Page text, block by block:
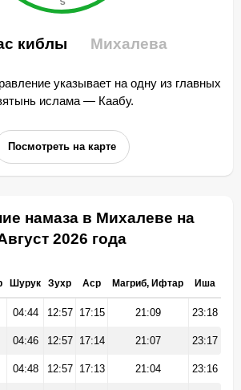
киблы Михалева
указывает на одну из главных
ислама — Каабу.
Посмотреть на карте
намаза в Михалеве на
2026 года
Шурук Зухр Аср Магриб, Ифтар Иша
04:44 12:57 17:15 21:09 23:18
04:46 12:57 17:14 21:07 23:17
04:48 12:57 17:13 21:04 23:16